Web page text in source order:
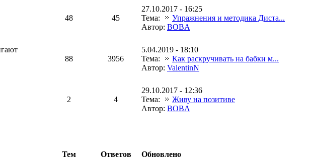
48 45
27.10.2017 - 16:25
Тема:
Упражнения и методика Диста...
Автор: BOBA
88 3956
5.04.2019 - 18:10
Тема:
Как раскручивать на бабки м...
Автор: ValentinN
2 4
29.10.2017 - 12:36
Тема:
Живу на позитиве
Автор: BOBA
Тем Ответов
Обновлено